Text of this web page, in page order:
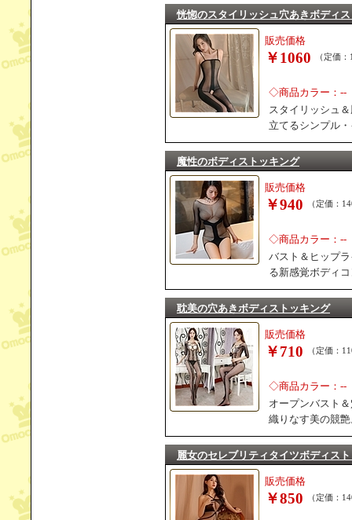
恍惚のスタイリッシュ穴あきボディ
販売価格
￥1060 （定価
◇商品カラー：--
スタイリッシュ
立てるシンプル
魔性のボディストッキング
販売価格
￥940 （定価：
◇商品カラー：--
バスト＆ヒップ
る新感覚ボディ
耽美の穴あきボディストッキング
販売価格
￥710 （定価：
◇商品カラー：--
オープンバスト
織りなす美の競
麗女のセレブリティタイツボディス
販売価格
￥850 （定価：